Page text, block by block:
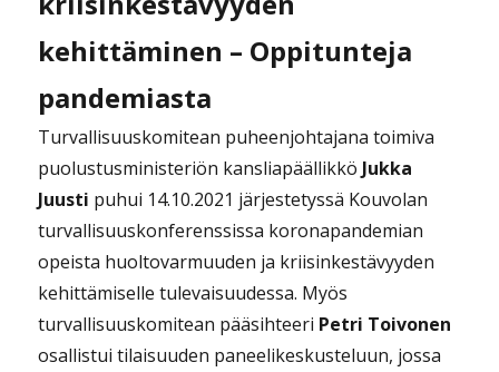
kehittäminen – Oppitunteja
pandemiasta
Turvallisuuskomitean puheenjohtajana toimiva
puolustusministeriön kansliapäällikkö Jukka
Juusti puhui 14.10.2021 järjestetyssä Kouvolan
turvallisuuskonferenssissa koronapandemian
opeista huoltovarmuuden ja kriisinkestävyyden
kehittämiselle tulevaisuudessa. Myös
turvallisuuskomitean pääsihteeri Petri Toivonen
osallistui tilaisuuden paneelikeskusteluun, jossa